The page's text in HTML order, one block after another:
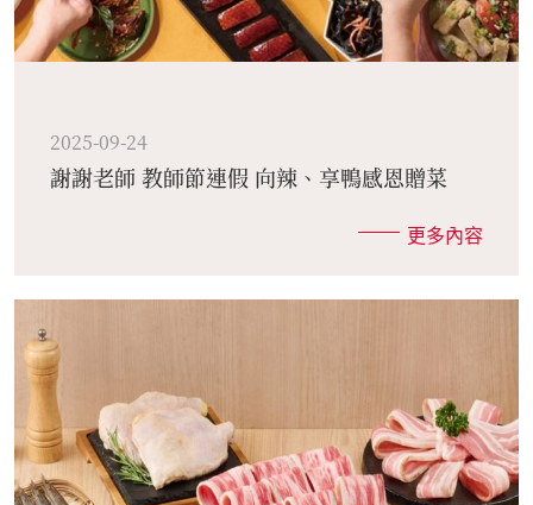
2025-09-24
謝謝老師 教師節連假 向辣、享鴨感恩贈菜
更多內容